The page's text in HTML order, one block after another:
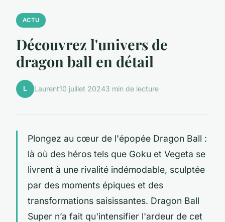
ACTU
Découvrez l'univers de
dragon ball en détail
L Laurent10 juillet 20243 min de lecture
Plongez au cœur de l'épopée Dragon Ball :
là où des héros tels que Goku et Vegeta se
livrent à une rivalité indémodable, sculptée
par des moments épiques et des
transformations saisissantes. Dragon Ball
Super n’a fait qu'intensifier l'ardeur de cet